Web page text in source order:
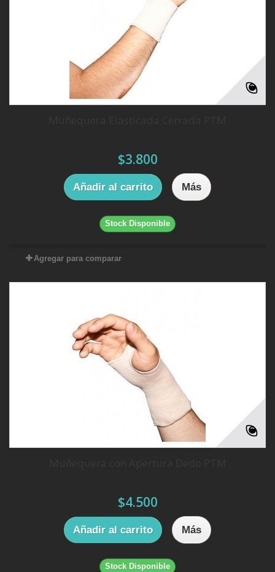
$3.800
Añadir al carrito Más
Stock Disponible
Agregar para comparar
$4.500
Añadir al carrito Más
Stock Disponible